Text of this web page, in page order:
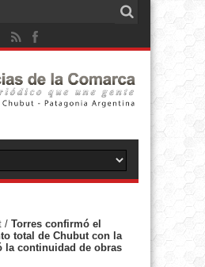
/ Torres confirmó el
total de Chubut con la
la continuidad de obras